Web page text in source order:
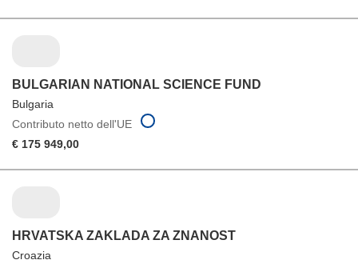
BULGARIAN NATIONAL SCIENCE FUND
Bulgaria
Contributo netto dell'UE
€ 175 949,00
HRVATSKA ZAKLADA ZA ZNANOST
Croazia